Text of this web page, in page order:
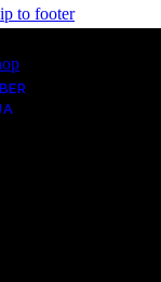
to footer